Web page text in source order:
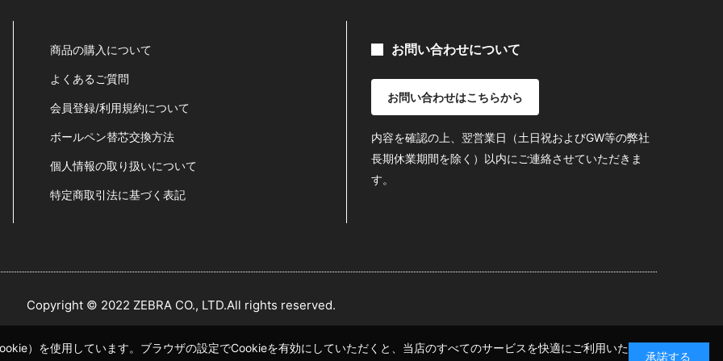
商品の購入について
よくあるご質問
会員登録/利用規約について
ボールペン替芯交換方法
個人情報の取り扱いについて
特定商取引法に基づく表記
お問い合わせについて
お問い合わせはこちらから
内容を確認の上、翌営業日（土日祝およびGW等の弊社
長期休業期間を除く）以内にご連絡させていただきま
す。
Copyright © 2022 ZEBRA CO., LTD.All rights reserved.
）を使用しています。ブラウザの設定でCookieを有効にしていただくと、当店のすべてのサービスを快適にご利用いた
承諾する